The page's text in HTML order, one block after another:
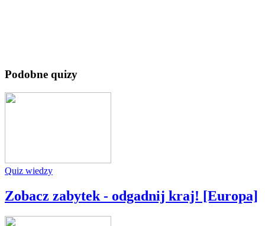
Podobne quizy
Quiz wiedzy
Zobacz zabytek - odgadnij kraj! [Europa]